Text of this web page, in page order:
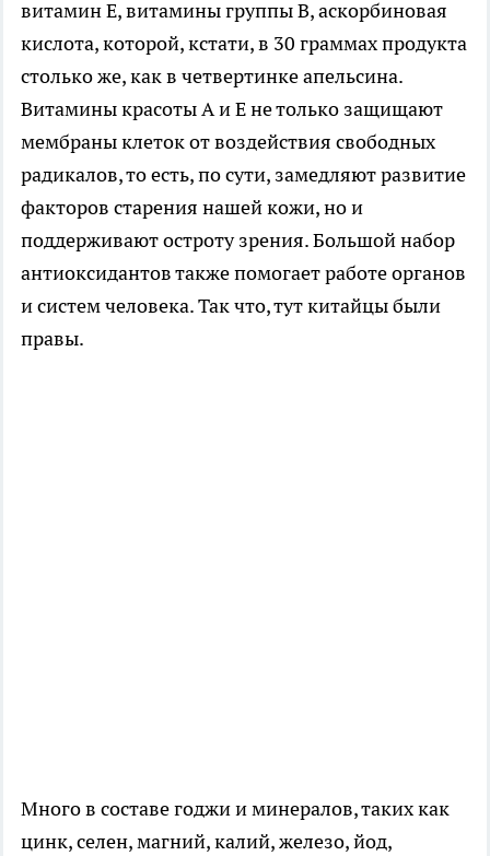
витамин Е, витамины группы В, аскорбиновая
кислота, которой, кстати, в 30 граммах продукта
столько же, как в четвертинке апельсина.
Витамины красоты А и Е не только защищают
мембраны клеток от воздействия свободных
радикалов, то есть, по сути, замедляют развитие
факторов старения нашей кожи, но и
поддерживают остроту зрения. Большой набор
антиоксидантов также помогает работе органов
и систем человека. Так что, тут китайцы были
правы.
Много в составе годжи и минералов, таких как
цинк, селен, магний, калий, железо, йод,